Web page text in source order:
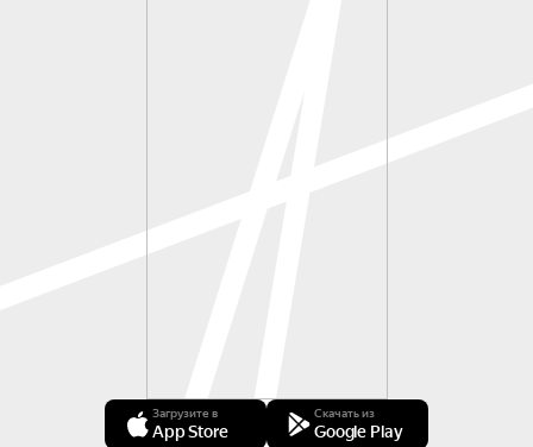
Загрузите в
App Store
Скачать из
Google Play